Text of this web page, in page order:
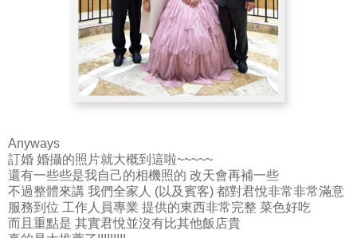
Anyways
訂婚 婚攝的照片就大概到這啦~~~~~
還有一些些是我自己的相機照的 改天會再補一些
不過整體來講 我們全家人 (以及賓客) 都對君悅非常非常滿意
服務到位 工作人員專業 提供的東西非常完整 菜色好吃
而且重點是 其實君悅並沒有比其他飯店貴